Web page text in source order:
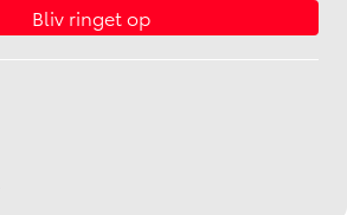
Bliv ringet op